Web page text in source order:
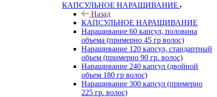
КАПСУЛЬНОЕ НАРАЩИВАНИЕ
Назад
КАПСУЛЬНОЕ НАРАЩИВАНИЕ
Наращивание 60 капсул, половина
объема (примерно 45 гр волос)
Наращивание 120 капсул, стандартный
объем (примерно 90 гр. волос)
Наращивание 240 капсул (двойной
объем 180 гр волос)
Наращивание 300 капсул (примерно
225 гр. волос)